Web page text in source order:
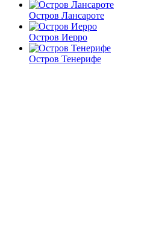
Остров Лансароте
Остров Иерро
Остров Тенерифе